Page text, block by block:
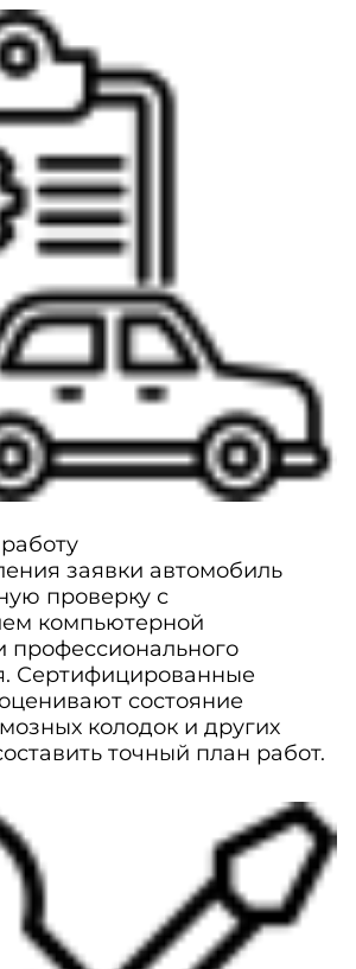
заявки автомобиль
проверку с
компьютерной
профессионального
Сертифицированные
состояние
колодок и других
точный план работ.